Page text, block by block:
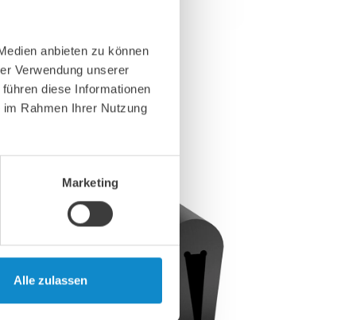
anbieten zu können
Verwendung unserer
diese Informationen
Rahmen Ihrer Nutzung
Marketing
Alle zulassen